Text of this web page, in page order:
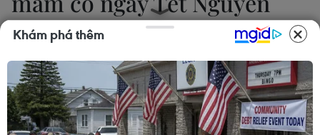
đán
24/01/2020 00:23
Cho dù mâm cỗ Tết ngày nay đã có rất nhiều thay
đổi, đối với nhiều gia đình, những món ăn truyền
Khám phá thêm